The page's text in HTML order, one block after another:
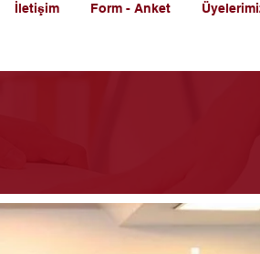
İletişim Form - Anket